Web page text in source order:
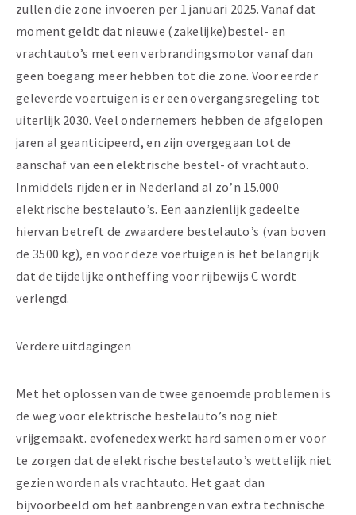
zullen die zone invoeren per 1 januari 2025. Vanaf dat
moment geldt dat nieuwe (zakelijke)bestel- en
vrachtauto’s met een verbrandingsmotor vanaf dan
geen toegang meer hebben tot die zone. Voor eerder
geleverde voertuigen is er een overgangsregeling tot
uiterlijk 2030. Veel ondernemers hebben de afgelopen
jaren al geanticipeerd, en zijn overgegaan tot de
aanschaf van een elektrische bestel- of vrachtauto.
Inmiddels rijden er in Nederland al zo’n 15.000
elektrische bestelauto’s. Een aanzienlijk gedeelte
hiervan betreft de zwaardere bestelauto’s (van boven
de 3500 kg), en voor deze voertuigen is het belangrijk
dat de tijdelijke ontheffing voor rijbewijs C wordt
verlengd.
Verdere uitdagingen
Met het oplossen van de twee genoemde problemen is
de weg voor elektrische bestelauto’s nog niet
vrijgemaakt. evofenedex werkt hard samen om er voor
te zorgen dat de elektrische bestelauto’s wettelijk niet
gezien worden als vrachtauto. Het gaat dan
bijvoorbeeld om het aanbrengen van extra technische